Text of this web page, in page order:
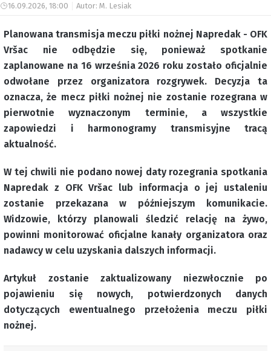
16.09.2026, 18:00 Autor: M. Lesiak
Planowana transmisja meczu piłki nożnej Napredak - OFK
Vršac nie odbędzie się, ponieważ spotkanie
zaplanowane na 16 września 2026 roku zostało oficjalnie
odwołane przez organizatora rozgrywek. Decyzja ta
oznacza, że mecz piłki nożnej nie zostanie rozegrana w
pierwotnie wyznaczonym terminie, a wszystkie
zapowiedzi i harmonogramy transmisyjne tracą
aktualność.
W tej chwili nie podano nowej daty rozegrania spotkania
Napredak z OFK Vršac lub informacja o jej ustaleniu
zostanie przekazana w późniejszym komunikacie.
Widzowie, którzy planowali śledzić relację na żywo,
powinni monitorować oficjalne kanały organizatora oraz
nadawcy w celu uzyskania dalszych informacji.
Artykuł zostanie zaktualizowany niezwłocznie po
pojawieniu się nowych, potwierdzonych danych
dotyczących ewentualnego przełożenia meczu piłki
nożnej.